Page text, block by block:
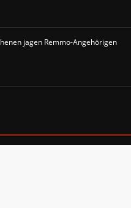
jagen Remmo-Angehörigen